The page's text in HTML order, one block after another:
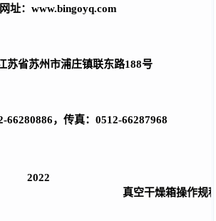
网址： www.bingoyq.com
苏省苏州市浦庄镇联东路188号
66280886，传真：0512-66287968
2022
真空干燥箱操作规